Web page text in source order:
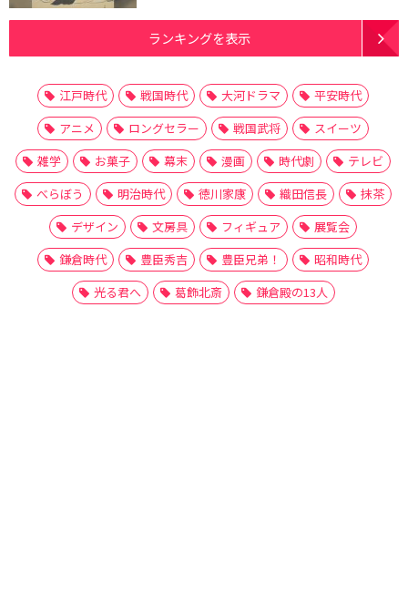
ランキングを表示
江戸時代 戦国時代 大河ドラマ
平安時代
アニメ
ロングセラー 戦国武将
スイーツ
雑学
お菓子 幕末 漫画 時代劇
テレビ
べらぼう
明治時代 徳川家康 織田信長
抹茶
デザイン
文房具 フィギュア
展覧会
鎌倉時代
豊臣秀吉 豊臣兄弟！
昭和時代
光る君へ
葛飾北斎 鎌倉殿の13人